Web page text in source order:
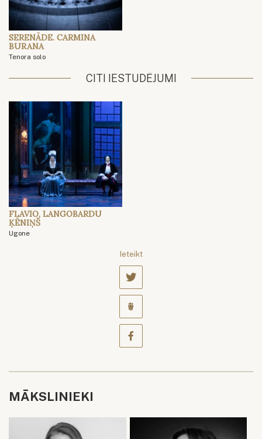
SERENĀDE. CARMINA
BURANA
Tenora solo
CITI IESTUDĒJUMI
FLAVIO, LANGOBARDU
ĶĒNIŅŠ
Ugone
Ieteikt
MĀKSLINIEKI